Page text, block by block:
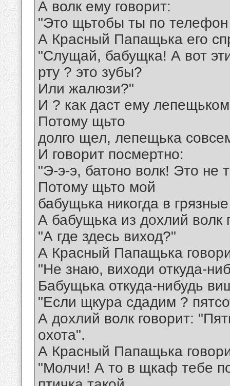
А волк ему говорит:
"Это щьтобы ты по телефон
А Красный Папащька его
"Слущай, бабущка! А вот
рту ? это зубы?
Или жалюзи?"
И ? как даст ему
Потому щьто
долго щел, лепещька
И говорит посмертно:
"Э-э-э, батоно волк! Это не
Потому щьто мой
бабущька никогда в
А бабущька из дохлий волк
"А где здесь виход?"
А Красный Папащька
"Не знаю, виходи откуда-
Бабущька откуда-нибудь
"Если щкура сдадим ?
А дохлий волк говорит:
охота".
А Красный Папащька
"Молчи! А то в щкаф тебе